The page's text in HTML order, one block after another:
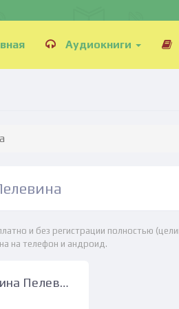
Аудиокниги
и без регистрации полностью
на телефон и андроид.
Психушка. Любовь до гроба - Катерина Пелевина